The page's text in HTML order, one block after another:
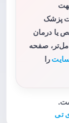
پزشک
یا درمان
صفحه
را
تی